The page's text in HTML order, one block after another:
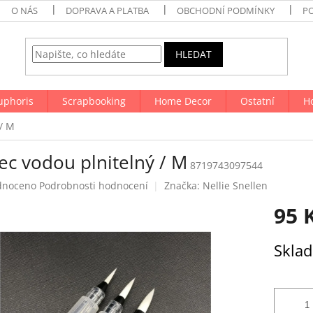
O NÁS DOPRAVA A PLATBA OBCHODNÍ PODMÍNKY
HLEDAT
Scrapbooking Home Decor Ostatní
M
vodou plnitelný / M 8719743097544
Podrobnosti hodnocení Značka: Nellie Snellen
95
cena: